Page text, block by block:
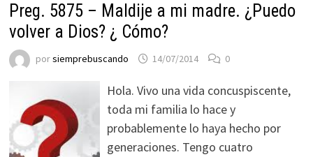
Preg. 5875 – Maldije a mi madre. ¿Puedo
volver a Dios? ¿ Cómo?
porsiemprebuscando 14/07/2014 0
Hola. Vivo una vida concuspiscente,
toda mi familia lo hace y
probablemente lo haya hecho por
generaciones. Tengo cuatro